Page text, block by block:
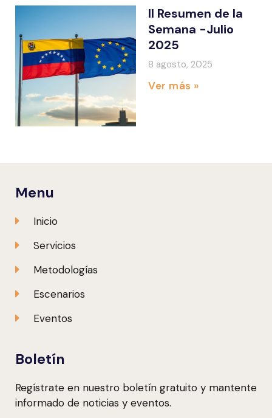
II Resumen de la
Semana -Julio
2025
8 agosto, 2025
Ver más »
Menu
Inicio
Servicios
Metodologías
Escenarios
Eventos
Boletín
Regístrate en nuestro boletín gratuito y mantente
informado de noticias y eventos.